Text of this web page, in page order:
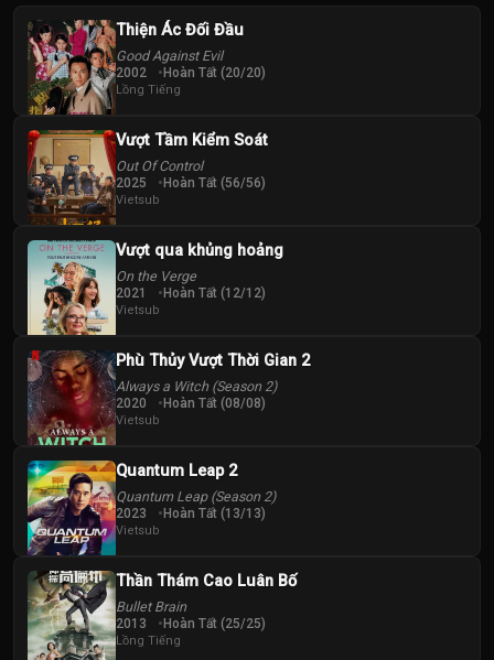
Thiện Ác Đối Đầu
Good Against Evil
2002 Hoàn Tất (20/20)
Lồng Tiếng
Vượt Tầm Kiểm Soát
Out Of Control
2025 Hoàn Tất (56/56)
Vietsub
Vượt qua khủng hoảng
On the Verge
2021 Hoàn Tất (12/12)
Vietsub
Phù Thủy Vượt Thời Gian 2
Always a Witch (Season 2)
2020 Hoàn Tất (08/08)
Vietsub
Quantum Leap 2
Quantum Leap (Season 2)
2023 Hoàn Tất (13/13)
Vietsub
Thần Thám Cao Luân Bố
Bullet Brain
2013 Hoàn Tất (25/25)
Lồng Tiếng